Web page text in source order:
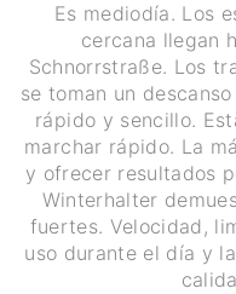
Es mediodía. Los
cercana llegan
Schnorrstraße. Los
se toman un
rápido y sencillo.
marchar rápido. La
y ofrecer resultados
Winterhalter
fuertes. Velocidad,
uso durante el día y